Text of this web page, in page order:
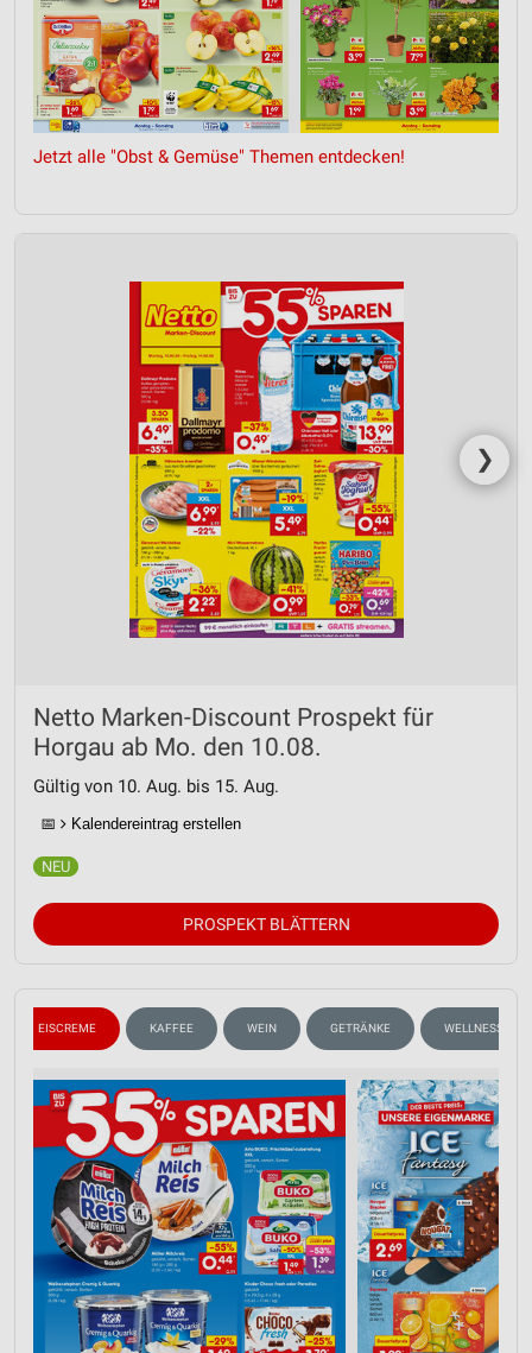
Jetzt alle "Obst & Gemüse" Themen entdecken!
❯
Netto Marken-Discount Prospekt für
Horgau ab Mo. den 10.08.
Gültig von 10. Aug. bis 15. Aug.
📅 Kalendereintrag erstellen
PROSPEKT BLÄTTERN
EISCREME KAFFEE WEIN GETRÄNKE WELLNESS FÜR